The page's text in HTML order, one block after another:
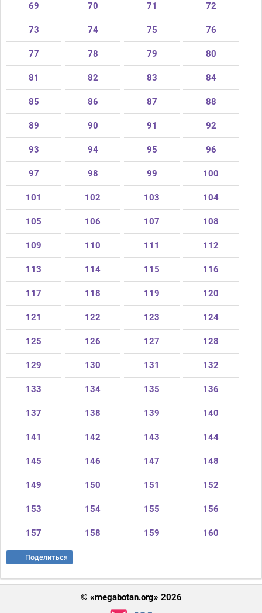
69 70 71 72
73 74 75 76
77 78 79 80
81 82 83 84
85 86 87 88
89 90 91 92
93 94 95 96
97 98 99 100
101 102 103 104
105 106 107 108
109 110 111 112
113 114 115 116
117 118 119 120
121 122 123 124
125 126 127 128
129 130 131 132
133 134 135 136
137 138 139 140
141 142 143 144
145 146 147 148
149 150 151 152
153 154 155 156
157 158 159 160
Поделиться
© «megabotan.org» 2026